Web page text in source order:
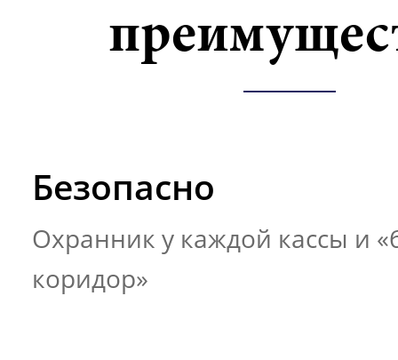
Безопасно
Охранник у каждой кассы и
коридор»